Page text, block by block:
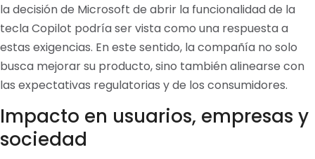
la decisión de Microsoft de abrir la funcionalidad de la
tecla Copilot podría ser vista como una respuesta a
estas exigencias. En este sentido, la compañía no solo
busca mejorar su producto, sino también alinearse con
las expectativas regulatorias y de los consumidores.
Impacto en usuarios, empresas y
sociedad